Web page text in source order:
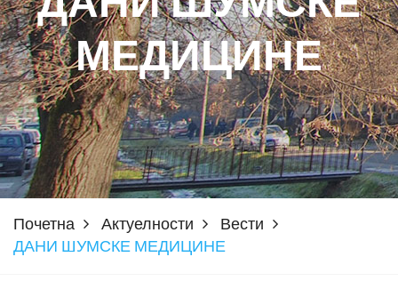
МЕДИЦИНЕ
Почетна Актуелности
Вести
ДАНИ ШУМСКЕ МЕДИЦИНЕ